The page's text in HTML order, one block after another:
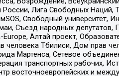
Лига Свободных
Свободный университет,
Съезд народных
Алтай проект,
Тбилиси, Дом прав
Мартенса, Сетевое
транспортных рабочих,
восточноевропейских и